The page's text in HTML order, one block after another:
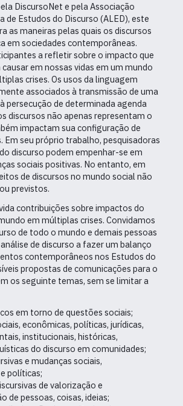
DiscursoNet e pela Associação
de Estudos do Discurso (ALED), este
as maneiras pelas quais os discursos
em sociedades contemporâneas.
a refletir sobre o impacto que
em nossas vidas em um mundo
crises. Os usos da linguagem
associados à transmissão de uma
persecução de determinada agenda
discursos não apenas representam o
impactam sua configuração de
Em seu próprio trabalho, pesquisadoras
discurso podem empenhar-se em
sociais positivas. No entanto, em
de discursos no mundo social não
previstos.
contribuições sobre impactos do
em múltiplas crises. Convidamos
de todo o mundo e demais pessoas
de discurso a fazer um balanço
contemporâneos nos Estudos do
propostas de comunicações para o
os seguinte temas, sem se limitar a
em torno de questões sociais;
econômicas, políticas, jurídicas,
institucionais, históricas,
do discurso em comunidades;
e mudanças sociais,
políticas;
de valorização e
de pessoas, coisas, ideias;